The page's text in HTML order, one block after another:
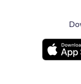
Opent in